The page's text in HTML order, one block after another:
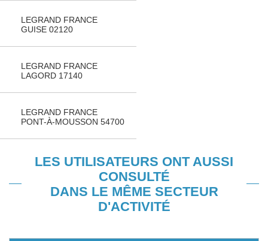
LEGRAND FRANCE
GUISE 02120
LEGRAND FRANCE
LAGORD 17140
LEGRAND FRANCE
PONT-À-MOUSSON 54700
LES UTILISATEURS ONT AUSSI
CONSULTÉ
DANS LE MÊME SECTEUR
D'ACTIVITÉ